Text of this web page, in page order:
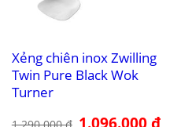
Xẻng chiên inox Zwilling
Twin Pure Black Wok
Turner
Giá Giá